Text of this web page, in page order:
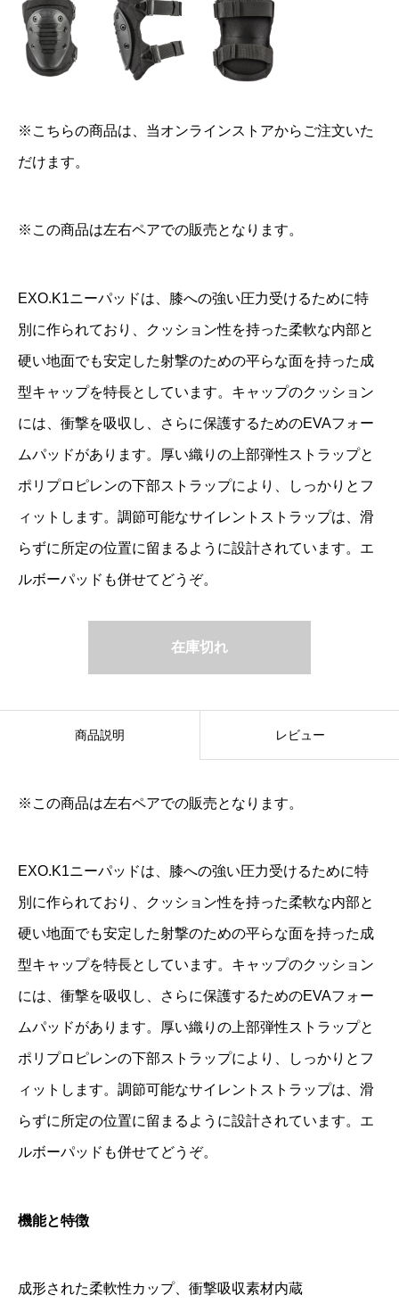
※こちらの商品は、当オンラインストアからご注文いた
だけます。
※この商品は左右ペアでの販売となります。
EXO.K1ニーパッドは、膝への強い圧力受けるために特
別に作られており、クッション性を持った柔軟な内部と
硬い地面でも安定した射撃のための平らな面を持った成
型キャップを特長としています。キャップのクッション
には、衝撃を吸収し、さらに保護するためのEVAフォー
ムパッドがあります。厚い織りの上部弾性ストラップと
ポリプロピレンの下部ストラップにより、しっかりとフ
ィットします。調節可能なサイレントストラップは、滑
らずに所定の位置に留まるように設計されています。エ
ルボーパッドも併せてどうぞ。
在庫切れ
商品説明 レビュー
※この商品は左右ペアでの販売となります。
EXO.K1ニーパッドは、膝への強い圧力受けるために特
別に作られており、クッション性を持った柔軟な内部と
硬い地面でも安定した射撃のための平らな面を持った成
型キャップを特長としています。キャップのクッション
には、衝撃を吸収し、さらに保護するためのEVAフォー
ムパッドがあります。厚い織りの上部弾性ストラップと
ポリプロピレンの下部ストラップにより、しっかりとフ
ィットします。調節可能なサイレントストラップは、滑
らずに所定の位置に留まるように設計されています。エ
ルボーパッドも併せてどうぞ。
機能と特徴
成形された柔軟性カップ、衝撃吸収素材内蔵